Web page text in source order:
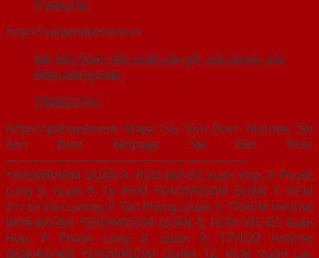
Trang chủ
https://saigondoor.com.vn
Sài Gòn Door Sản xuất cửa gỗ, cửa nhựa, cửa
thép chống cháy
TRANG CHỦ
https://giahuydoor.vn Maps: Sài Gòn Door Youtube: Sài
Gòn Door Fanpage: Sài Gòn Door
————————————————————
*SHOWROOM QUẬN 9, HCM 669 Đỗ Xuân Hợp, P. Phước
Long B, Quận 9, Tp HCM *SHOWROOM QUẬN 7, HCM
511 Lê Văn Lương, P. Tân Phong, Quận 7, TP.HCM Hotline:
0818.400.400 *SHOWROOM QUẬN 9, HCM 535 Đỗ Xuân
Hợp, P. Phước Long B, Quận 9, TP.HCM Hotline:
0828.400.400 *SHOWROOM QUẬN 12, HCM Vườn Lài,